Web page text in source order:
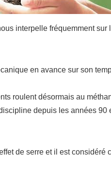
interpelle fréquemment sur
en avance sur son
roulent désormais au
depuis les années 90
de serre et il est considéré